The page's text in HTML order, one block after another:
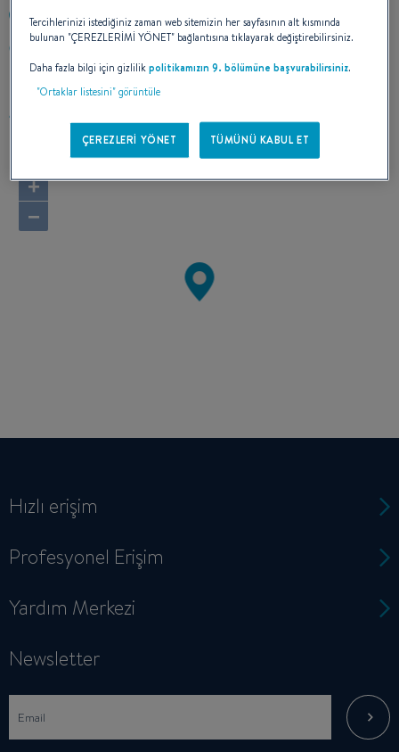
+33296721370
La Croix Rouge B.P. 26
22430 ERQUY
France
+
−
Hızlı erişim
Profesyonel Erişim
Yardım Merkezi
Newsletter
Tercihlerinizi istediğiniz zaman web sitemizin her sayfasının alt kısmında
bulunan "ÇEREZLERİMİ YÖNET" bağlantısına tıklayarak değiştirebilirsiniz.
Daha fazla bilgi için gizlilikpolitikamızın 9. bölümüne başvurabilirsiniz.
"Ortaklar listesini" görüntüle
ÇEREZLERİ YÖNET TÜMÜNÜ KABUL ET